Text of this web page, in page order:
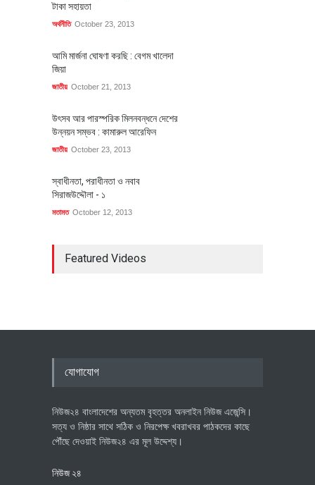
টাকা সহায়তা
অর্থনীতি October 23, 2013
আমি মার্জনা ঘোষণা করছি : বেগম খালেদা
জিয়া
জাতীয় October 21, 2013
উৎসব আর পারস্পরিক মিলনবন্ধনে দেশের
উন্নয়ন সম্ভব : কামারুল আরেফিন
জাতীয় October 23, 2013
স্বাধীনতা, পরাধীনতা ও নবাব
সিরাজউদ্দৌলা - ১
মতামত October 12, 2013
Featured Videos
যোগাযোগ
নিউজ২৪ বাংলাদেশের অন্যতম বৃহত্তর অনলাইন নিউজ এজেন্সি।
সত্য ও নিষ্ঠার সাথে সঠিক ও নিরপেক্ষ খবরাখবর পাঠকদের কাছে
পৌঁছে দেওয়াই নিউজ২৪ এর মূল উদ্দেশ্য।
নিউজ ২৪